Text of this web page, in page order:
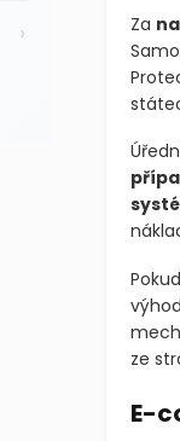
Za
ze
E-
›